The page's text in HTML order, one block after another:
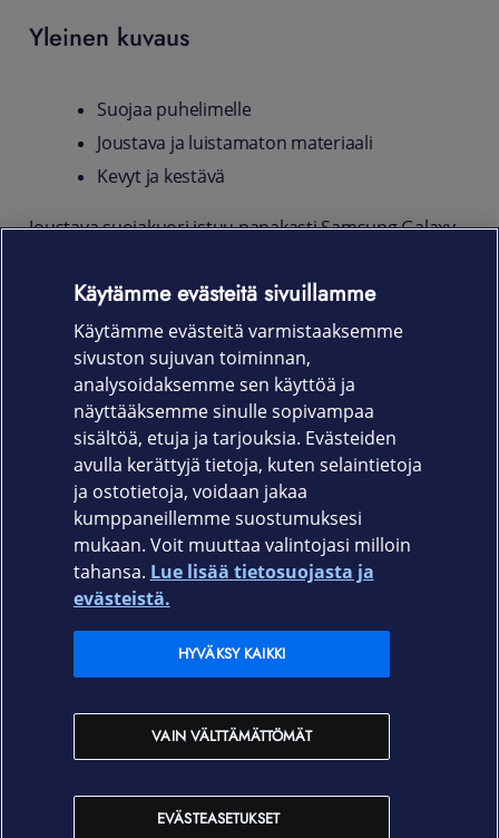
Yleinen kuvaus
Suojaa puhelimelle
Joustava ja luistamaton materiaali
Kevyt ja kestävä
Joustava suojakuori istuu napakasti Samsung Galaxy
kolhuilta, naarmuilta ja sormenjäljiltä. Liukumattoman
pinnan ansiosta kuori pysyy hyvässä otteessa
kädessäsi ja helpottaa myös puhelimen käsittelyä.
Tuotekoodi
650-1149
Elisa.fi
Elisan myymälät
Käytämme evästeitä sivuillamme
Käytämme evästeitä varmistaaksemme
sivuston sujuvan toiminnan,
analysoidaksemme sen käyttöä ja
näyttääksemme sinulle sopivampaa
sisältöä, etuja ja tarjouksia. Evästeiden
avulla kerättyjä tietoja, kuten selaintietoja
ja ostotietoja, voidaan jakaa
kumppaneillemme suostumuksesi
mukaan. Voit muuttaa valintojasi milloin
tahansa. Lue lisää tietosuojasta ja
evästeistä.
EVÄSTEASETUKSET
VAIN VÄLTTÄMÄTTÖMÄT
HYVÄKSY KAIKKI